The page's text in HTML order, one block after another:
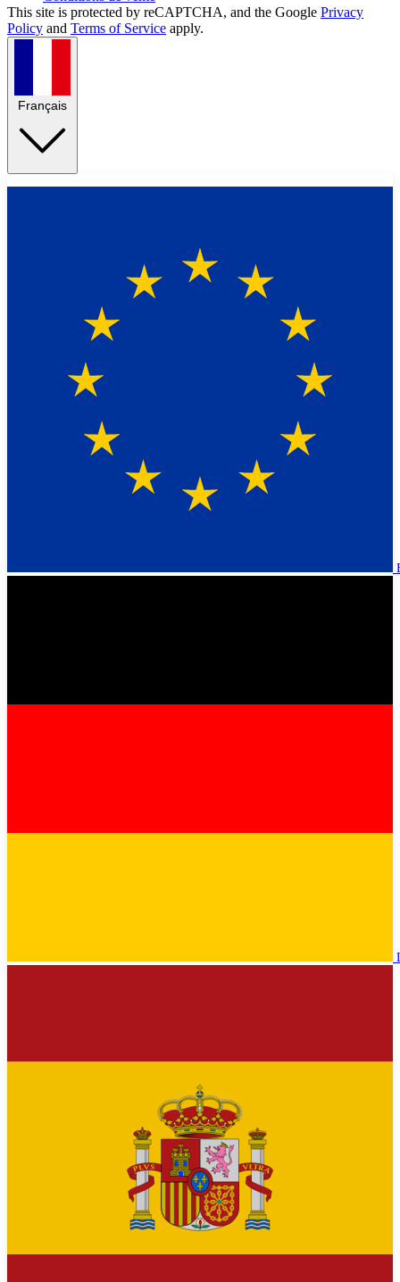
This site is protected by reCAPTCHA, and the Google Privacy
Policy and Terms of Service apply.
Français